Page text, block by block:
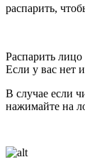
распарить,
Распарить
Если у вас нет
В случае если
нажимайте на